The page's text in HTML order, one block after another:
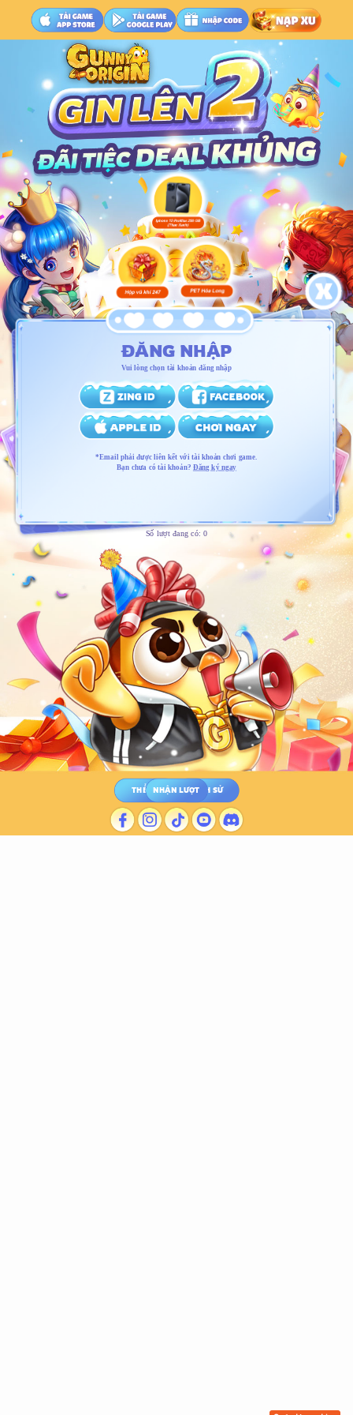
Số lượt đang có:0
THỂ LỆNHẬN LƯỢTLỊCH SỬ
ĐĂNG NHẬP
Vui lòng chọn tài khoản đăng nhập
*Email phải được liên kết với tài khoản chơi game.
Bạn chưa có tài khoản? Đăng ký ngay